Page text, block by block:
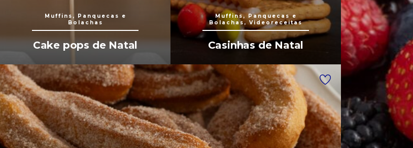
Muffins, Panquecas e
Bolachas
Cake pops de Natal
Muffins, Panquecas e
Bolachas, Videoreceitas
Casinhas de Natal